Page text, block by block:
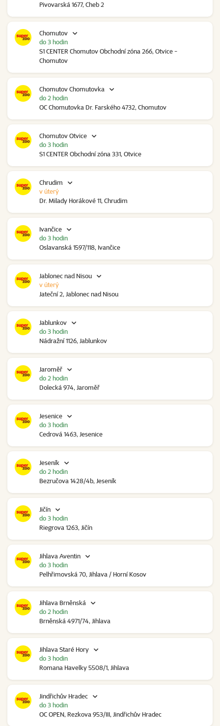
Pivovarská 1677, Cheb 2
Chomutov
S1 CENTER Chomutov Obchodní zóna 266, Otvice -
Chomutov
do 3 hodin
Chomutov Chomutovka
OC Chomutovka Dr. Farského 4732, Chomutov
do 2 hodin
Chomutov Otvice
S1 CENTER Obchodní zóna 331, Otvice
do 3 hodin
Chrudim
Dr. Milady Horákové 11, Chrudim
v úterý
Ivančice
Oslavanská 1597/118, Ivančice
do 3 hodin
Jablonec nad Nisou
Jateční 2, Jablonec nad Nisou
v úterý
Jablunkov
Nádražní 1126, Jablunkov
do 3 hodin
Jaroměř
Dolecká 974, Jaroměř
do 2 hodin
Jesenice
Cedrová 1463, Jesenice
do 3 hodin
Jeseník
Bezručova 1428/4b, Jeseník
do 2 hodin
Jičín
Riegrova 1263, Jičín
do 3 hodin
Jihlava Aventin
Pelhřimovská 70, Jihlava / Horní Kosov
do 3 hodin
Jihlava Brněnská
Brněnská 4971/74, Jihlava
do 2 hodin
Jihlava Staré Hory
Romana Havelky 5508/1, Jihlava
do 3 hodin
Jindřichův Hradec
OC OPEN, Rezkova 953/III, Jindřichův Hradec
do 3 hodin